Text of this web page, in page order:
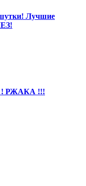
Лучшие
! РЖАКА !!!